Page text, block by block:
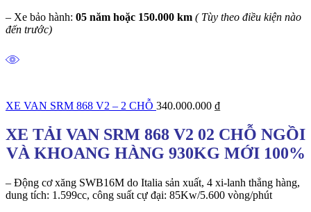
– Xe bảo hành: 05 năm hoặc 150.000 km ( Tùy theo điều kiện nào
đến trước)
XE VAN SRM 868 V2 – 2 CHỖ 340.000.000 ₫
XE TẢI VAN SRM 868 V2 02 CHỖ NGỒI
VÀ KHOANG HÀNG 930KG MỚI 100%
– Động cơ xăng SWB16M do Italia sản xuất, 4 xi-lanh thẳng hàng,
dung tích: 1.599cc, công suất cự đại: 85Kw/5.600 vòng/phút